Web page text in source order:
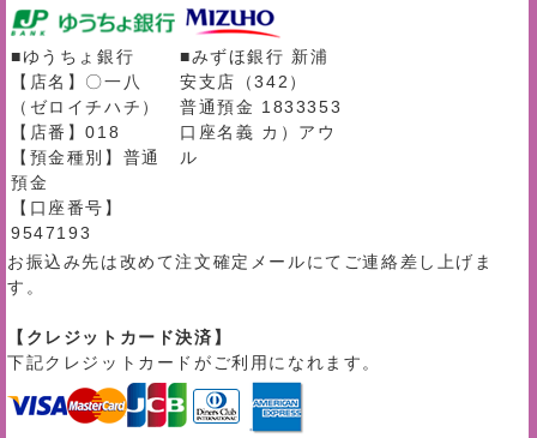
■ゆうちょ銀行
【店名】〇一八
（ゼロイチハチ）
【店番】018
【預金種別】普通
預金
【口座番号】
9547193
■みずほ銀行 新浦
安支店（342）
普通預金 1833353
口座名義 カ）アウ
ル
お振込み先は改めて注文確定メールにてご連絡差し上げま
す。
【クレジットカード決済】
下記クレジットカードがご利用になれます。